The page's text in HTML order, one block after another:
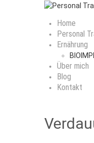
Home
Personal
Ernährung
Über mich
Blog
Kontakt